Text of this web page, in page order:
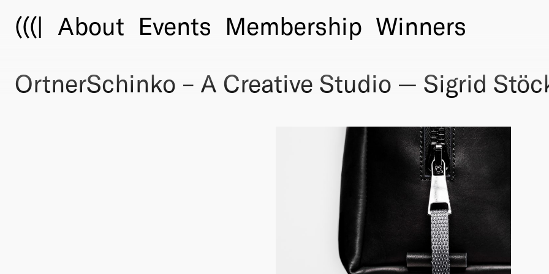
(((| About Events Membership Winners
OrtnerSchinko – A Creative Studio — Sigrid